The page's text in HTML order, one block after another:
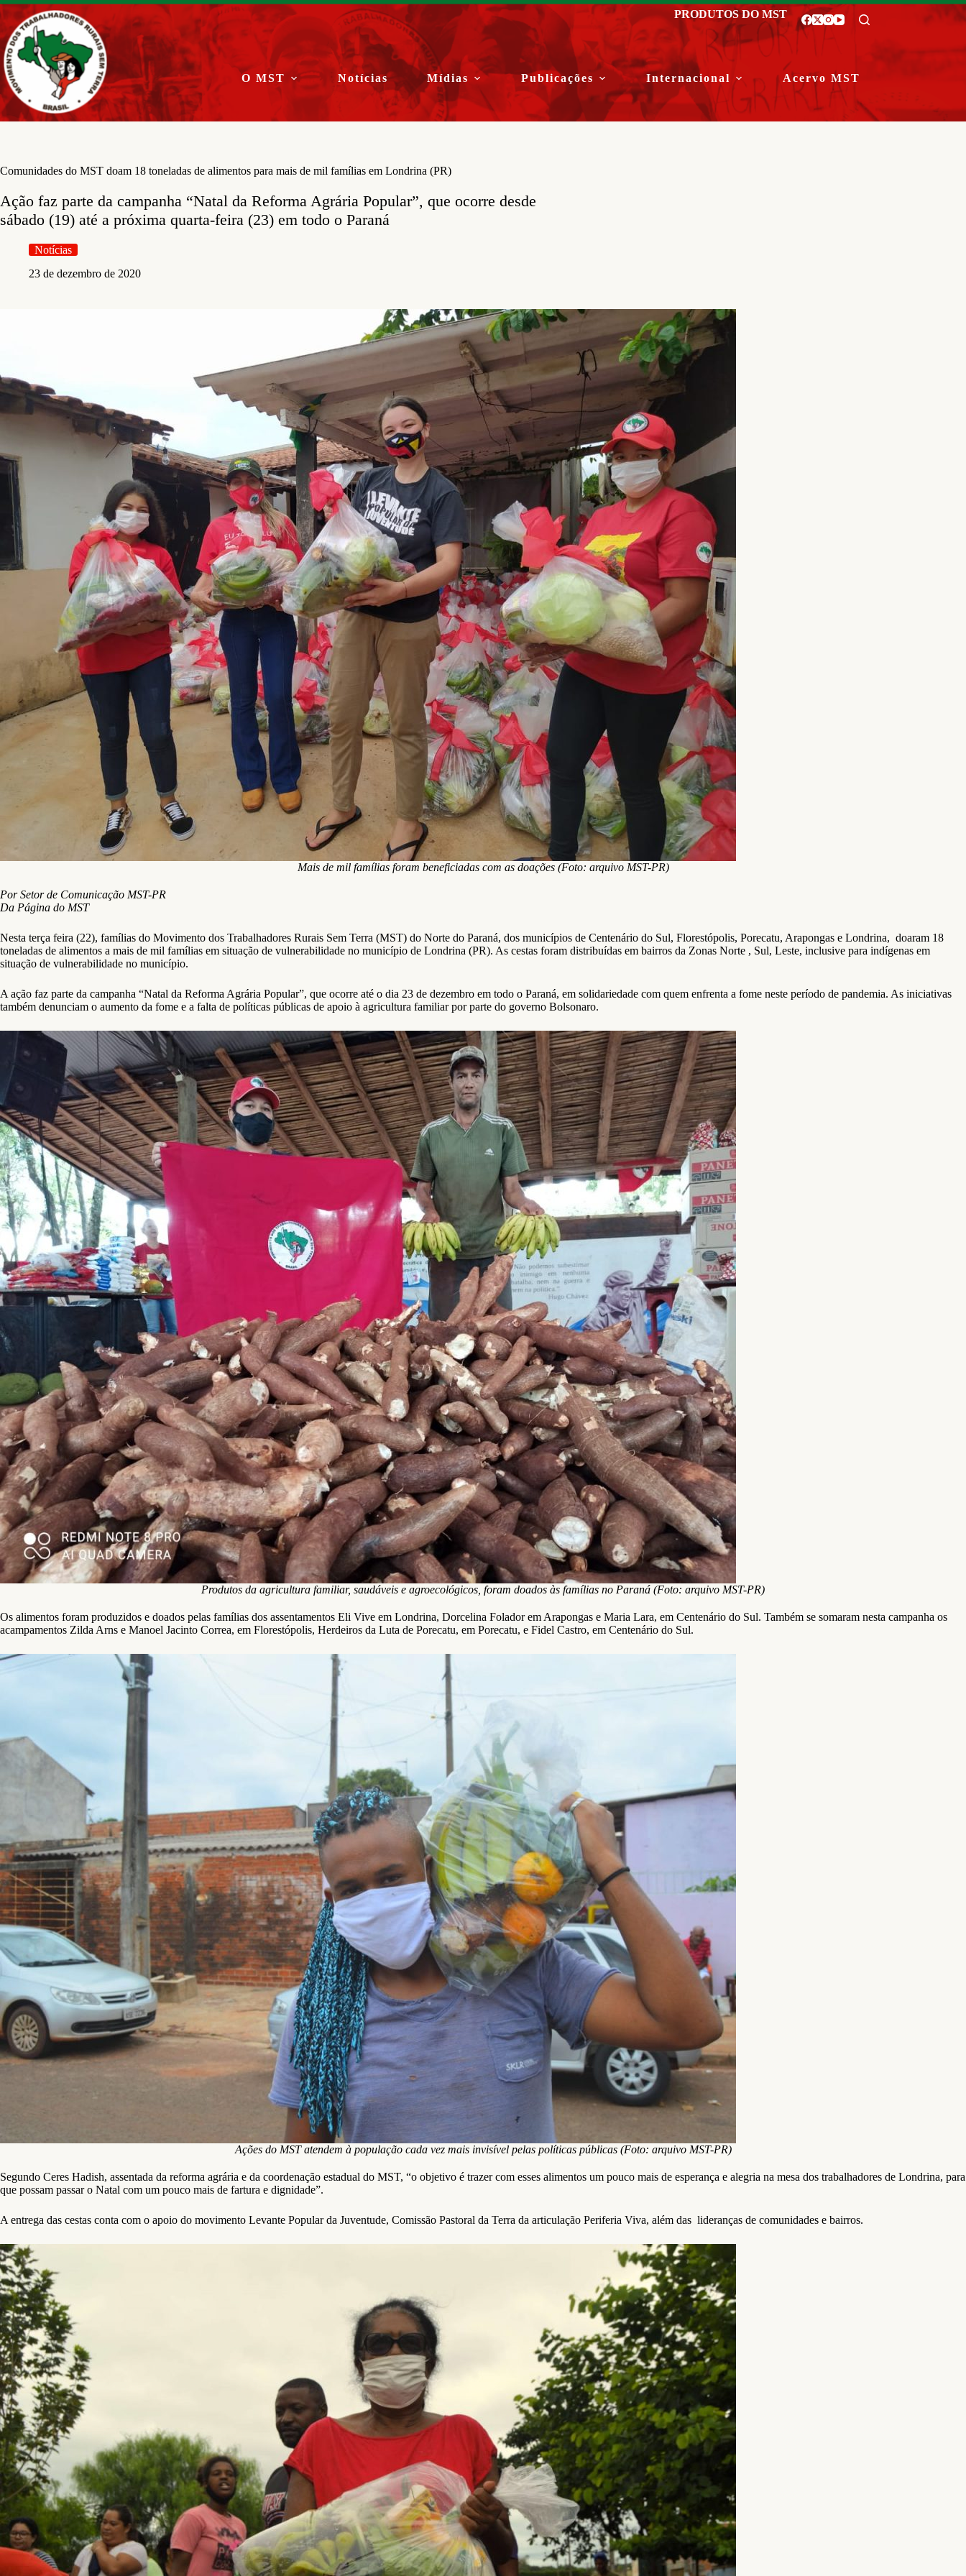
Pular
para
o
conteúdo
PRODUTOS DO MST
O MST Notícias Mídias Publicações Internacional Acervo MST
Comunidades do MST doam 18 toneladas de alimentos para mais de mil famílias em Londrina (PR)
Ação faz parte da campanha “Natal da Reforma Agrária Popular”, que ocorre desde
sábado (19) até a próxima quarta-feira (23) em todo o Paraná
Notícias
23 de dezembro de 2020
Mais de mil famílias foram beneficiadas com as doações (Foto: arquivo MST-PR)
Por Setor de Comunicação MST-PR
Da Página do MST
Nesta terça feira (22), famílias do Movimento dos Trabalhadores Rurais Sem Terra (MST) do Norte do Paraná, dos municípios de Centenário do Sul, Florestópolis, Porecatu, Arapongas e Londrina, doaram 18
toneladas de alimentos a mais de mil famílias em situação de vulnerabilidade no município de Londrina (PR). As cestas foram distribuídas em bairros da Zonas Norte , Sul, Leste, inclusive para indígenas em
situação de vulnerabilidade no município.
A ação faz parte da campanha “Natal da Reforma Agrária Popular”, que ocorre até o dia 23 de dezembro em todo o Paraná, em solidariedade com quem enfrenta a fome neste período de pandemia. As iniciativas
também denunciam o aumento da fome e a falta de políticas públicas de apoio à agricultura familiar por parte do governo Bolsonaro.
Produtos da agricultura familiar, saudáveis e agroecológicos, foram doados às famílias no Paraná (Foto: arquivo MST-PR)
Os alimentos foram produzidos e doados pelas famílias dos assentamentos Eli Vive em Londrina, Dorcelina Folador em Arapongas e Maria Lara, em Centenário do Sul. Também se somaram nesta campanha os
acampamentos Zilda Arns e Manoel Jacinto Correa, em Florestópolis, Herdeiros da Luta de Porecatu, em Porecatu, e Fidel Castro, em Centenário do Sul.
Ações do MST atendem à população cada vez mais invisível pelas políticas públicas (Foto: arquivo MST-PR)
Segundo Ceres Hadish, assentada da reforma agrária e da coordenação estadual do MST, “o objetivo é trazer com esses alimentos um pouco mais de esperança e alegria na mesa dos trabalhadores de Londrina, para
que possam passar o Natal com um pouco mais de fartura e dignidade”.
A entrega das cestas conta com o apoio do movimento Levante Popular da Juventude, Comissão Pastoral da Terra da articulação Periferia Viva, além das lideranças de comunidades e bairros.